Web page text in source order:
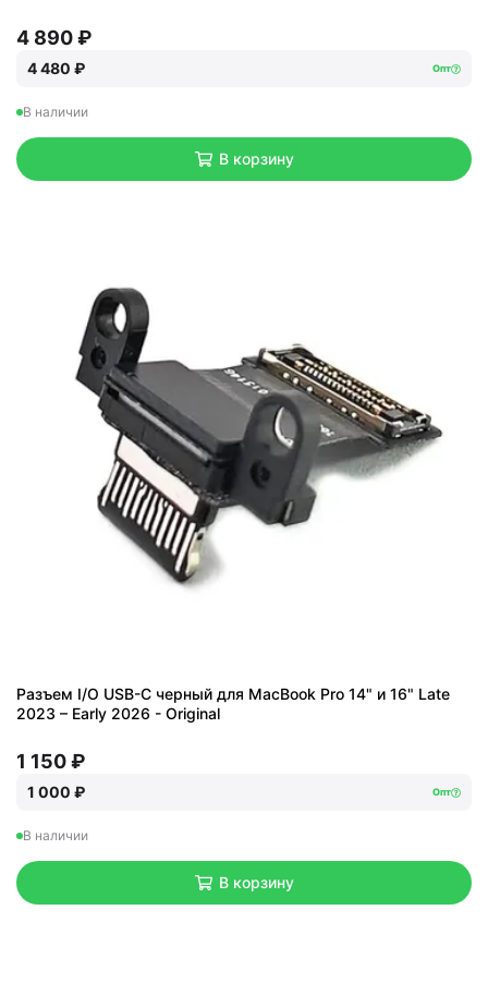
4 890 ₽
4 480 ₽ Опт
В наличии
В корзину
Разъем I/O USB-C черный для MacBook Pro 14" и 16" Late
2023 – Early 2026 - Original
1 150 ₽
1 000 ₽ Опт
В наличии
В корзину